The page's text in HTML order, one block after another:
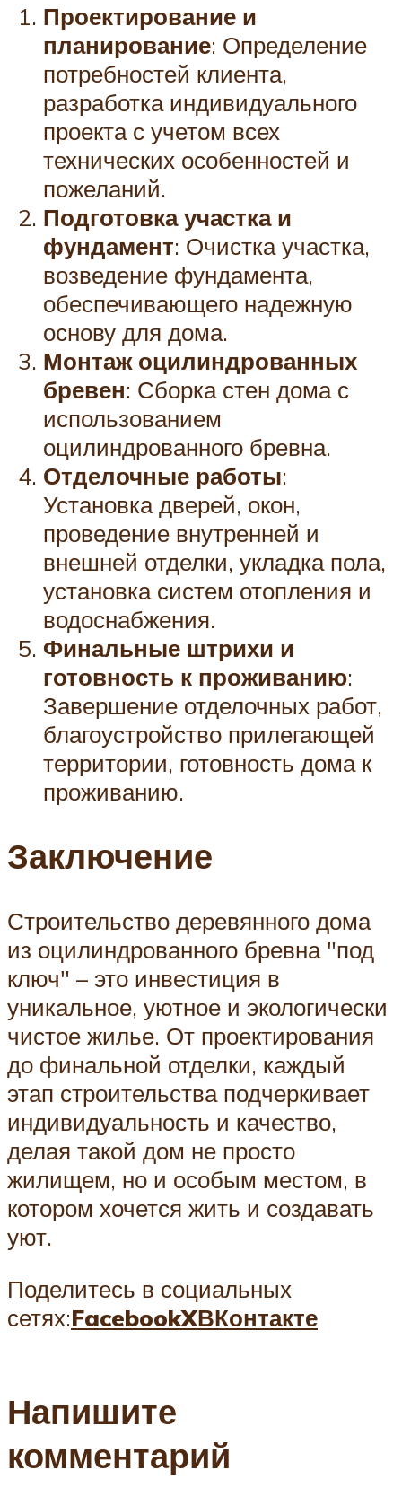
Проектирование и
планирование: Определение
потребностей клиента,
разработка индивидуального
проекта с учетом всех
технических особенностей и
пожеланий.
Подготовка участка и
фундамент: Очистка участка,
возведение фундамента,
обеспечивающего надежную
основу для дома.
Монтаж оцилиндрованных
бревен: Сборка стен дома с
использованием
оцилиндрованного бревна.
Отделочные работы:
Установка дверей, окон,
проведение внутренней и
внешней отделки, укладка пола,
установка систем отопления и
водоснабжения.
Финальные штрихи и
готовность к проживанию:
Завершение отделочных работ,
благоустройство прилегающей
территории, готовность дома к
проживанию.
Заключение
Строительство деревянного дома
из оцилиндрованного бревна "под
ключ" – это инвестиция в
уникальное, уютное и экологически
чистое жилье. От проектирования
до финальной отделки, каждый
этап строительства подчеркивает
индивидуальность и качество,
делая такой дом не просто
жилищем, но и особым местом, в
котором хочется жить и создавать
уют.
Поделитесь в социальных
сетях:FacebookXВКонтакте
Напишите
комментарий